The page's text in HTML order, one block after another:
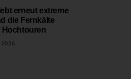
erneut extreme
die Fernkälte
Hochtouren
2026